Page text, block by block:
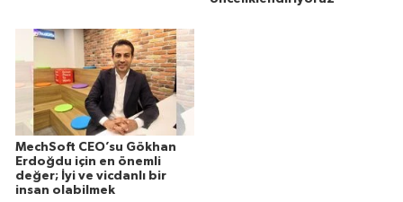
MechSoft CEO’su Gökhan
Erdoğdu için en önemli
değer; İyi ve vicdanlı bir
insan olabilmek